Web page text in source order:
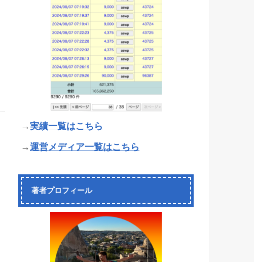
→実績一覧はこちら
→運営メディア一覧はこちら
著者プロフィール